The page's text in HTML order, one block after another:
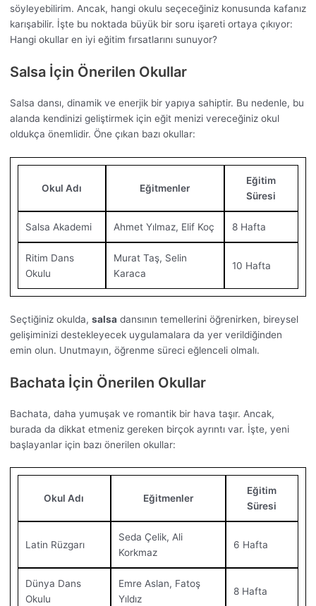
söyleyebilirim. Ancak, hangi okulu seçeceğiniz konusunda kafanız
karışabilir. İşte bu noktada büyük bir soru işareti ortaya çıkıyor:
Hangi okullar en iyi eğitim fırsatlarını sunuyor?
Salsa İçin Önerilen Okullar
Salsa dansı, dinamik ve enerjik bir yapıya sahiptir. Bu nedenle, bu
alanda kendinizi geliştirmek için eğit menizi vereceğiniz okul
oldukça önemlidir. Öne çıkan bazı okullar:
Okul Adı Eğitmenler
Eğitim
Süresi
Salsa Akademi Ahmet Yılmaz, Elif Koç 8 Hafta
Ritim Dans
Okulu
Murat Taş, Selin
Karaca
10 Hafta
Seçtiğiniz okulda, salsadansının temellerini öğrenirken, bireysel
gelişiminizi destekleyecek uygulamalara da yer verildiğinden
emin olun. Unutmayın, öğrenme süreci eğlenceli olmalı.
Bachata İçin Önerilen Okullar
Bachata, daha yumuşak ve romantik bir hava taşır. Ancak,
burada da dikkat etmeniz gereken birçok ayrıntı var. İşte, yeni
başlayanlar için bazı önerilen okullar:
Okul Adı Eğitmenler
Eğitim
Süresi
Latin Rüzgarı
Seda Çelik, Ali
Korkmaz
6 Hafta
Dünya Dans
Okulu
Emre Aslan, Fatoş
Yıldız
8 Hafta